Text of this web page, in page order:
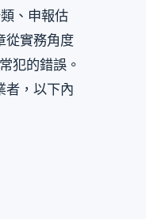
、申報估
從實務角度
犯的錯誤。
者，以下內